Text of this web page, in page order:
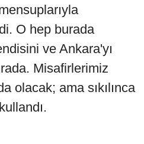
O hep burada
ve Ankara'yı
Misafirlerimiz
olacak; ama sıkılınca